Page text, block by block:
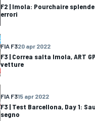
F2 | Imola: Pourchaire
errori
FIA F320 apr 2022
F3 | Correa salta Imola, ART
vetture
FIA F315 apr 2022
F3 | Test Barcellona, Day 1:
segno